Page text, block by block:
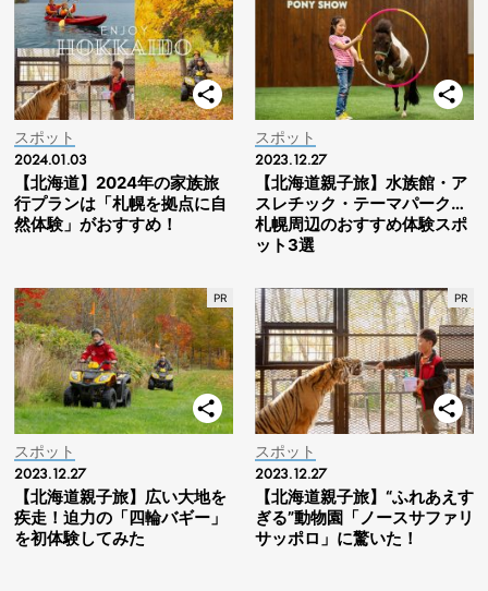
スポット
2024.01.03
【北海道】2024年の家族旅
行プランは「札幌を拠点に自
然体験」がおすすめ！
スポット
2023.12.27
【北海道親子旅】水族館・ア
スレチック・テーマパーク…
札幌周辺のおすすめ体験スポ
ット3選
スポット
2023.12.27
【北海道親子旅】広い大地を
疾走！迫力の「四輪バギー」
を初体験してみた
スポット
2023.12.27
【北海道親子旅】“ふれあえす
ぎる”動物園「ノースサファリ
サッポロ」に驚いた！